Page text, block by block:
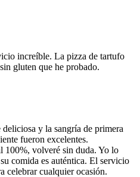
increíble. La pizza de tartufo
gluten que he probado.
y la sangría de primera
fueron excelentes.
100%, volveré sin duda. Yo lo
comida es auténtica. El servicio
celebrar cualquier ocasión.